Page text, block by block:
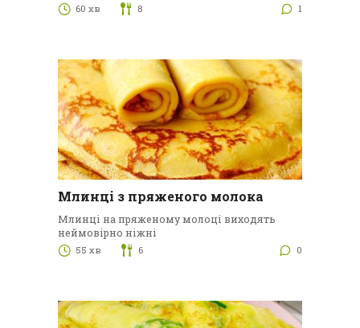
60 хв 8 1
Млинці з пряженого молока
Млинці на пряженому молоці виходять
неймовірно ніжні
55 хв 6 0